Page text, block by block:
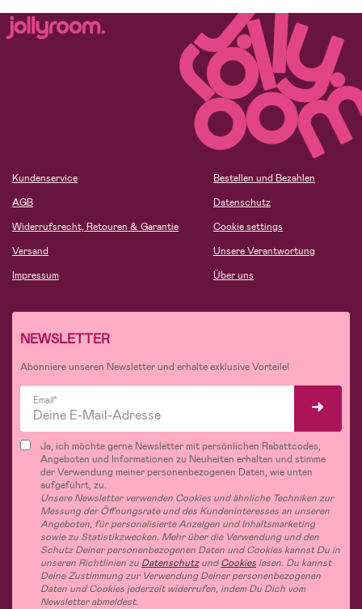
Kundenservice
AGB
Widerrufsrecht, Retouren & Garantie
Versand
Impressum
Bestellen und Bezahlen
Datenschutz
Cookie settings
Unsere Verantwortung
Über uns
NEWSLETTER
Abonniere unseren Newsletter und erhalte exklusive Vorteile!
Email*
Ja, ich möchte gerne Newsletter mit persönlichen Rabattcodes,
Angeboten und Informationen zu Neuheiten erhalten und stimme
der Verwendung meiner personenbezogenen Daten, wie unten
aufgeführt, zu.
Unsere Newsletter verwenden Cookies und ähnliche Techniken zur
Messung der Öffnungsrate und des Kundeninteresses an unseren
Angeboten, für personalisierte Anzeigen und Inhaltsmarketing
sowie zu Statistikzwecken. Mehr über die Verwendung und den
Schutz Deiner personenbezogenen Daten und Cookies kannst Du in
unseren Richtlinien zu DatenschutzundCookies lesen. Du kannst
Deine Zustimmung zur Verwendung Deiner personenbezogenen
Daten und Cookies jederzeit widerrufen, indem Du Dich vom
Newsletter abmeldest.